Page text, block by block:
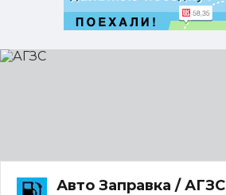
АГЗС
Авто Заправка / АГЗС